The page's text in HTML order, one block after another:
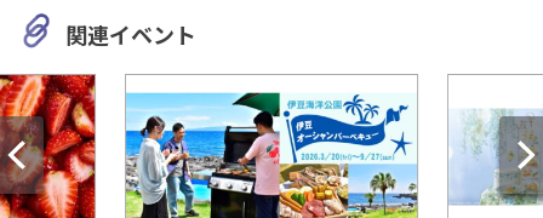
関連イベント